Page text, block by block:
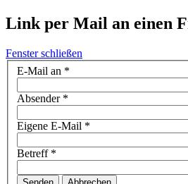
Link per Mail an einen
Fenster schließen
E-Mail an *
Absender*
Eigene E-Mail *
Betreff*